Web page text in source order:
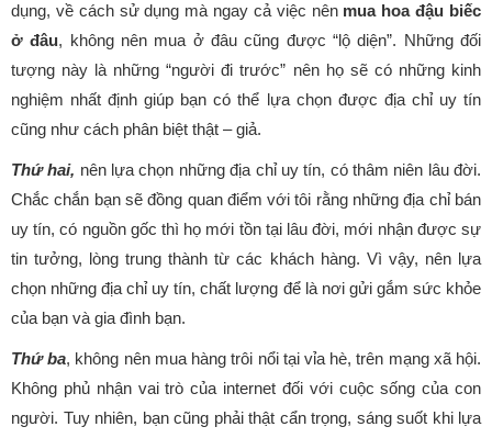
dụng, về cách sử dụng mà ngay cả việc nên mua hoa đậu biếc
ở đâu, không nên mua ở đâu cũng được “lộ diện”. Những đối
tượng này là những “người đi trước” nên họ sẽ có những kinh
nghiệm nhất định giúp bạn có thể lựa chọn được địa chỉ uy tín
cũng như cách phân biệt thật – giả.
Thứ hai, nên lựa chọn những địa chỉ uy tín, có thâm niên lâu đời.
Chắc chắn bạn sẽ đồng quan điểm với tôi rằng những địa chỉ bán
uy tín, có nguồn gốc thì họ mới tồn tại lâu đời, mới nhận được sự
tin tưởng, lòng trung thành từ các khách hàng. Vì vậy, nên lựa
chọn những địa chỉ uy tín, chất lượng để là nơi gửi gắm sức khỏe
của bạn và gia đình bạn.
Thứ ba, không nên mua hàng trôi nổi tại vỉa hè, trên mạng xã hội.
Không phủ nhận vai trò của internet đối với cuộc sống của con
người. Tuy nhiên, bạn cũng phải thật cẩn trọng, sáng suốt khi lựa